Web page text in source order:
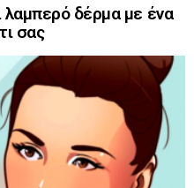
λαμπερό δέρμα με ένα
σας